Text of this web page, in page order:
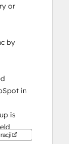
or
by
in
is
you